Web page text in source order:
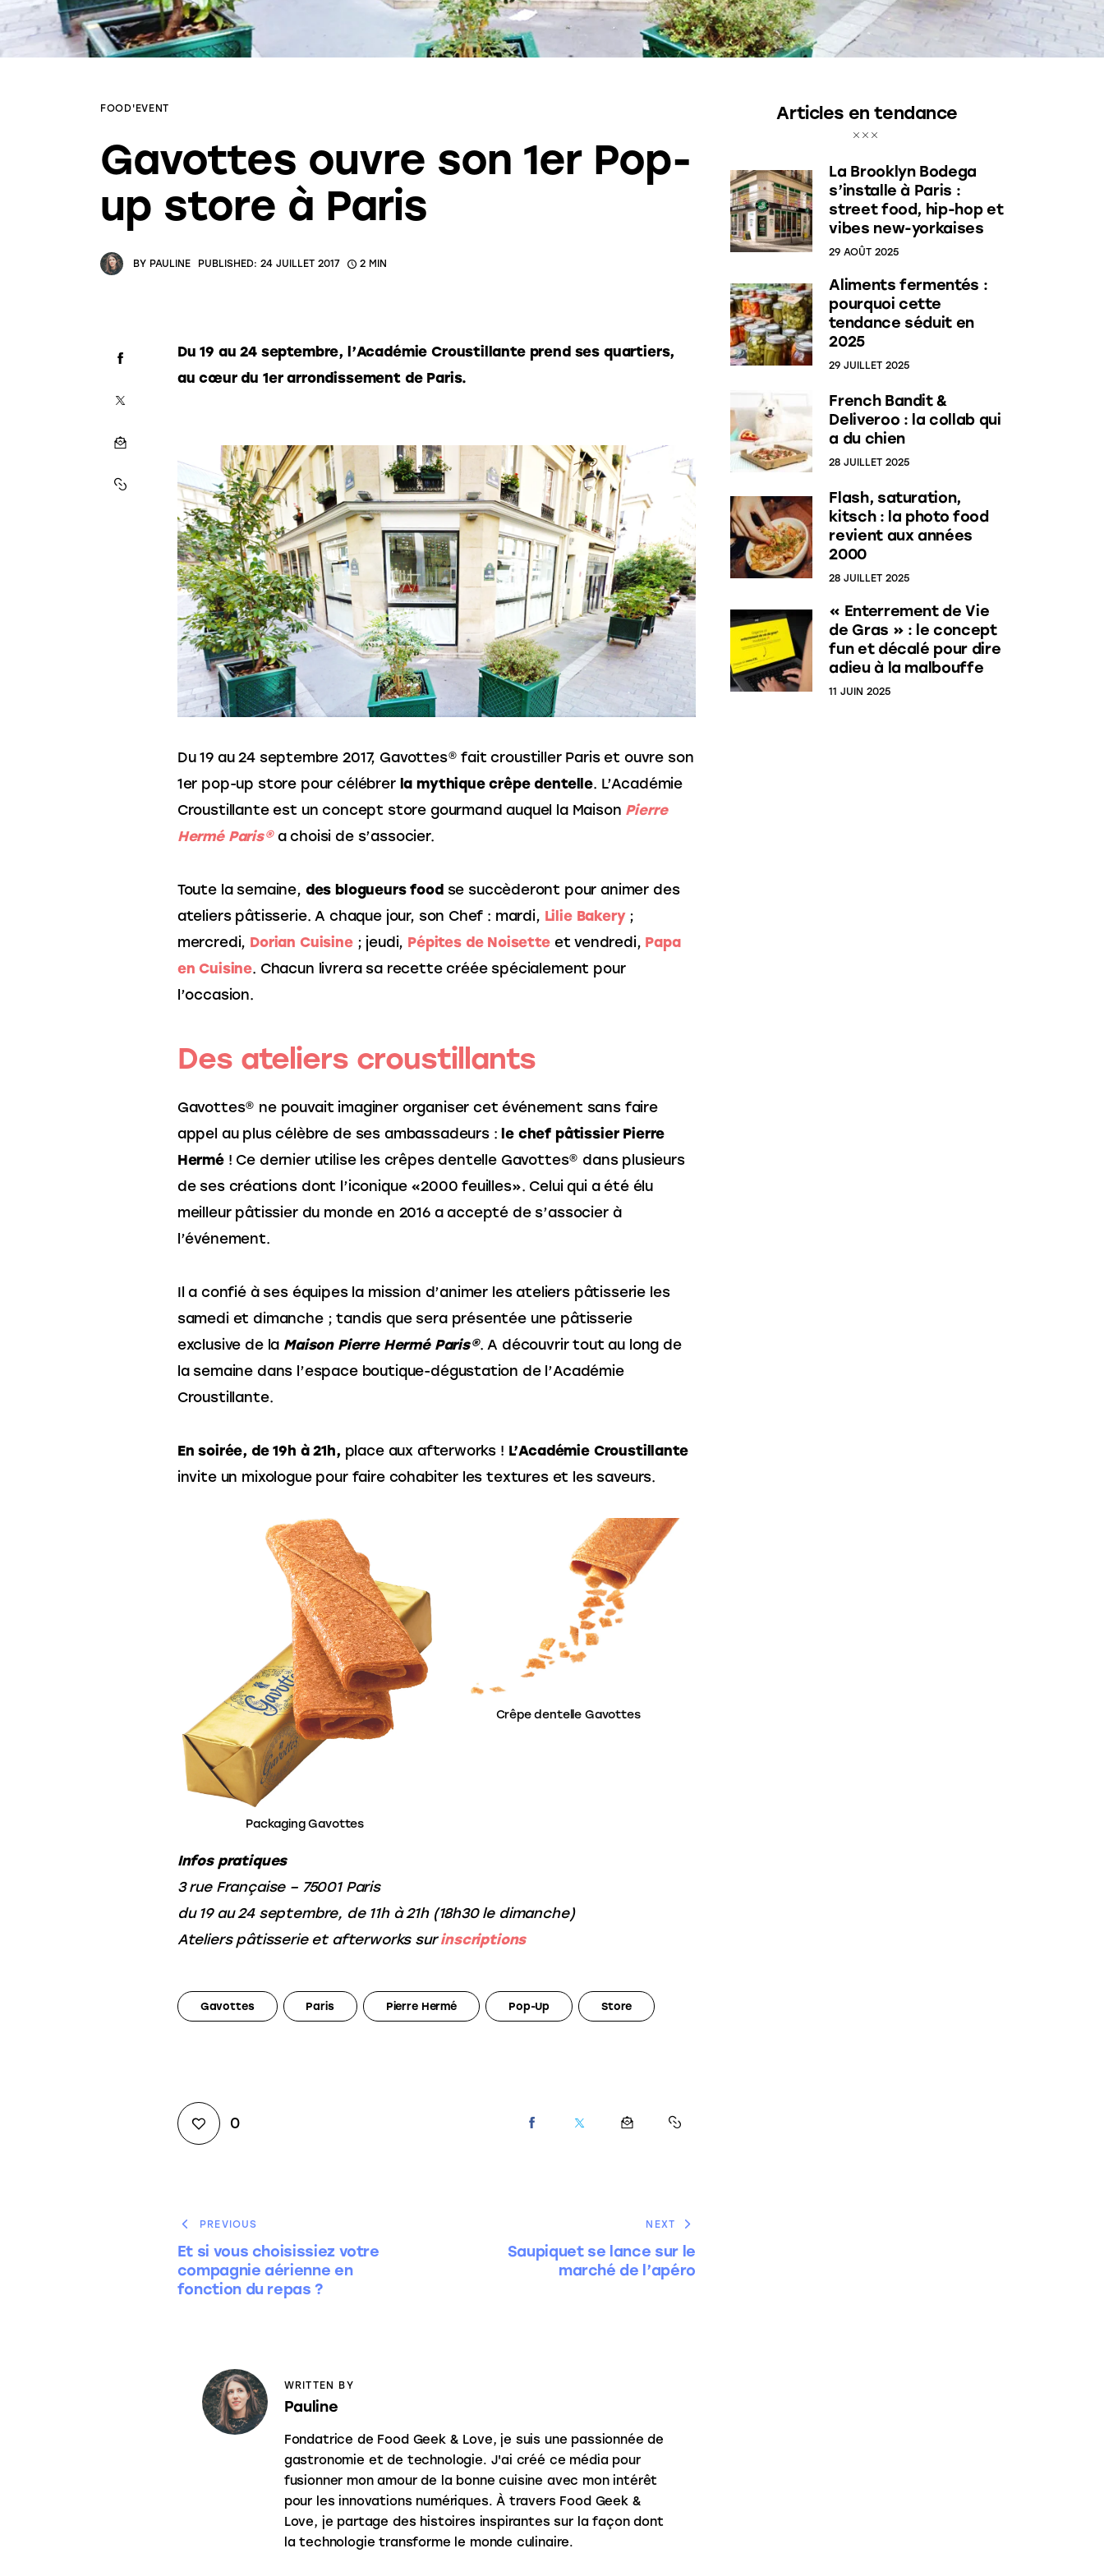
FOOD'EVENT
Gavottes ouvre son 1er Pop-
up store à Paris
BY PAULINE PUBLISHED: 24 JUILLET 2017 2 MIN
Du 19 au 24 septembre, l’Académie Croustillante prend ses quartiers,
au cœur du 1er arrondissement de Paris.
Du 19 au 24 septembre 2017, Gavottes® fait croustiller Paris et ouvre son
1er pop-up store pour célébrer la mythique crêpe dentelle. L’Académie
Croustillante est un concept store gourmand auquel la Maison Pierre
Hermé Paris® a choisi de s’associer.
Toute la semaine, des blogueurs food se succèderont pour animer des
ateliers pâtisserie. A chaque jour, son Chef : mardi, Lilie Bakery;
mercredi, Dorian Cuisine; jeudi, Pépites de Noisette et vendredi, Papa
en Cuisine. Chacun livrera sa recette créée spécialement pour
l’occasion.
Des ateliers croustillants
Gavottes® ne pouvait imaginer organiser cet événement sans faire
appel au plus célèbre de ses ambassadeurs : le chef pâtissier Pierre
Hermé! Ce dernier utilise les crêpes dentelle Gavottes® dans plusieurs
de ses créations dont l’iconique «2000 feuilles». Celui qui a été élu
meilleur pâtissier du monde en 2016 a accepté de s’associer à
l’événement.
Il a confié à ses équipes la mission d’animer les ateliers pâtisserie les
samedi et dimanche ; tandis que sera présentée une pâtisserie
exclusive de la Maison Pierre Hermé Paris®. A découvrir tout au long de
la semaine dans l’espace boutique-dégustation de l’Académie
Croustillante.
En soirée, de 19h à 21h, place aux afterworks ! L’Académie Croustillante
invite un mixologue pour faire cohabiter les textures et les saveurs.
Packaging Gavottes
Crêpe dentelle Gavottes
Infos pratiques
3 rue Française – 75001 Paris
du 19 au 24 septembre, de 11h à 21h (18h30 le dimanche)
Ateliers pâtisserie et afterworks surinscriptions
Gavottes Paris Pierre Hermé Pop-Up Store
0
PREVIOUS
Et si vous choisissiez votre
compagnie aérienne en
fonction du repas ?
NEXT
Saupiquet se lance sur le
marché de l’apéro
WRITTEN BY
Pauline
Fondatrice de Food Geek & Love, je suis une passionnée de
gastronomie et de technologie. J'ai créé ce média pour
fusionner mon amour de la bonne cuisine avec mon intérêt
pour les innovations numériques. À travers Food Geek &
Love, je partage des histoires inspirantes sur la façon dont
la technologie transforme le monde culinaire.
Articles en tendance
La Brooklyn Bodega
s’installe à Paris :
street food, hip-hop et
vibes new-yorkaises
29 AOÛT 2025
Aliments fermentés :
pourquoi cette
tendance séduit en
2025
29 JUILLET 2025
French Bandit &
Deliveroo : la collab qui
a du chien
28 JUILLET 2025
Flash, saturation,
kitsch : la photo food
revient aux années
2000
28 JUILLET 2025
« Enterrement de Vie
de Gras » : le concept
fun et décalé pour dire
adieu à la malbouffe
11 JUIN 2025